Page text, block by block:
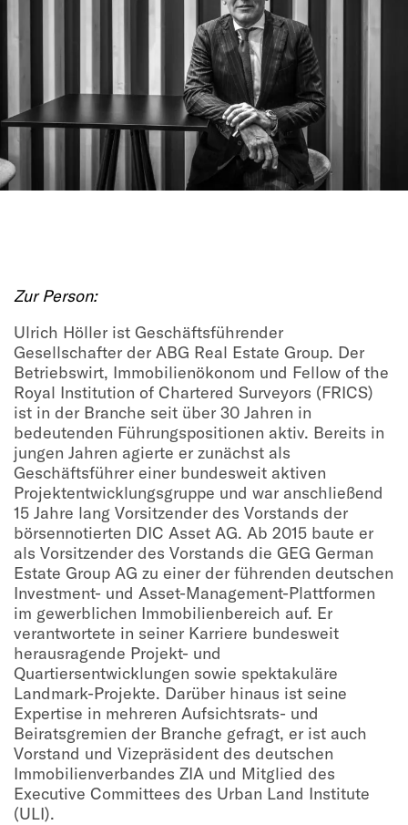
Zur Person:
Ulrich Höller ist Geschäftsführender
Gesellschafter der ABG Real Estate Group. Der
Betriebswirt, Immobilienökonom und Fellow of the
Royal Institution of Chartered Surveyors (FRICS)
ist in der Branche seit über 30 Jahren in
bedeutenden Führungspositionen aktiv. Bereits in
jungen Jahren agierte er zunächst als
Geschäftsführer einer bundesweit aktiven
Projektentwicklungsgruppe und war anschließend
15 Jahre lang Vorsitzender des Vorstands der
börsennotierten DIC Asset AG. Ab 2015 baute er
als Vorsitzender des Vorstands die GEG German
Estate Group AG zu einer der führenden deutschen
Investment- und Asset-Management-Plattformen
im gewerblichen Immobilienbereich auf. Er
verantwortete in seiner Karriere bundesweit
herausragende Projekt- und
Quartiersentwicklungen sowie spektakuläre
Landmark-Projekte. Darüber hinaus ist seine
Expertise in mehreren Aufsichtsrats- und
Beiratsgremien der Branche gefragt, er ist auch
Vorstand und Vizepräsident des deutschen
Immobilienverbandes ZIA und Mitglied des
Executive Committees des Urban Land Institute
(ULI).